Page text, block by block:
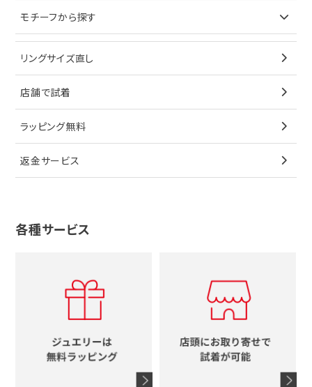
ブレスレット
ペンダントトップ
ブローチ
その他
ノーブランドジュエリーをすべて見る
イヤリング
ブレスレット
ペンダントトップ
ブローチ
その他
ティファニー
ブルガリ
グッチ
キーケース
サングラス
シューズ
香水
シャネル
コーチ
ブランドアイテムをすべて見る
オメガ
シャネル
タグホイヤー
カルティエ
セイコー
メンズ時計
時計をすべて見る
ティファニー
ブルガリ
カルティエ
ウノアエレ
4℃
グッチ
ルイヴィトン
エルメス
シャネル
モチーフから探す
星
リボン
花
十字架
イニシャル
リングサイズ直し
店舗で試着
ラッピング無料
返金サービス
各種サービス